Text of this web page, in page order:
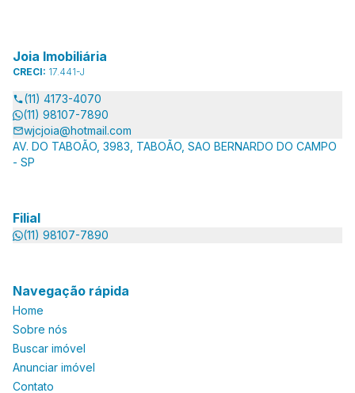
Joia Imobiliária
CRECI: 17.441-J
(11) 4173-4070
(11) 98107-7890
wjcjoia@hotmail.com
AV. DO TABOÃO, 3983, TABOÃO, SAO BERNARDO DO CAMPO
- SP
Filial
(11) 98107-7890
Navegação rápida
Home
Sobre nós
Buscar imóvel
Anunciar imóvel
Contato